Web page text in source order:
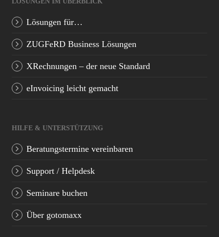
Lösungen für…
ZUGFeRD Business Lösungen
XRechnungen – der neue Standard
eInvoicing leicht gemacht
HILFE & UNTERSTÜTZUNG
Beratungstermine vereinbaren
Support / Helpdesk
Seminare buchen
Über gotomaxx